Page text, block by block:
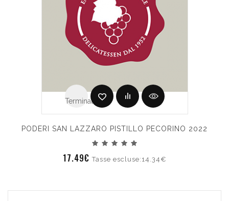
Terminato
PODERI SAN LAZZARO PISTILLO PECORINO 2022
17.49€Tasse escluse:14.34€